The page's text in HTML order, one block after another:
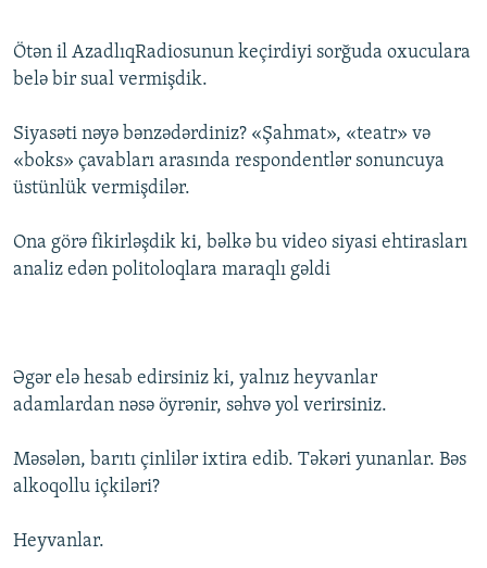
Ötən il AzadlıqRadiosunun keçirdiyi sorğuda oxuculara
belə bir sual vermişdik.
Siyasəti nəyə bənzədərdiniz? «Şahmat», «teatr» və
«boks» çavabları arasında respondentlər sonuncuya
üstünlük vermişdilər.
Ona görə fikirləşdik ki, bəlkə bu video siyasi ehtirasları
analiz edən politoloqlara maraqlı gəldi
Əgər elə hesab edirsiniz ki, yalnız heyvanlar
adamlardan nəsə öyrənir, səhvə yol verirsiniz.
Məsələn, barıtı çinlilər ixtira edib. Təkəri yunanlar. Bəs
alkoqollu içkiləri?
Heyvanlar.